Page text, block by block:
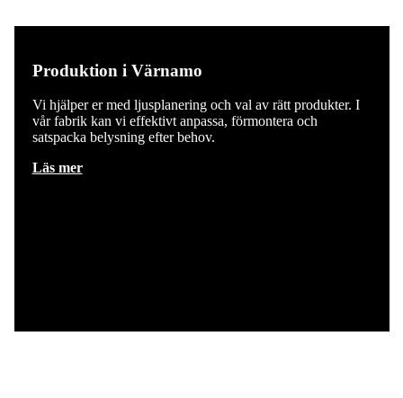
Produktion i Värnamo
Vi hjälper er med ljusplanering och val av rätt produkter. I
vår fabrik kan vi effektivt anpassa, förmontera och
satspacka belysning efter behov.
Läs mer